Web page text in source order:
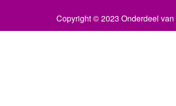
Copyright © 2023 Onderdeel van